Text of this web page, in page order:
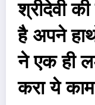
श्रीदेवी
है अपने
ने एक ही
करा ये